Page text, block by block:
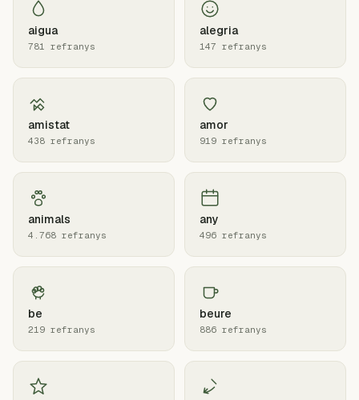
aigua
781 refranys
alegria
147 refranys
amistat
438 refranys
amor
919 refranys
animals
4.768 refranys
any
496 refranys
be
219 refranys
beure
886 refranys